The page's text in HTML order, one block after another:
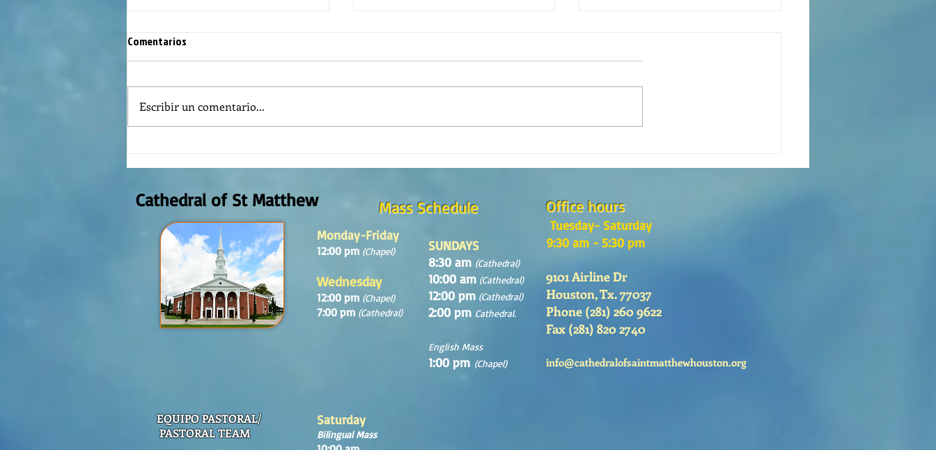
Domingo Agosto 9, 2026
Sunday August, 9th, 2026
Comentarios
Escribir un comentario...
Cathedral of St Matthew Mass Schedule
Monday-Friday
12:00 pm (Chapel)
Wednesday
12:00 pm (Chapel)
7:00 pm (Cathedral)
SUNDAYS
8:30 am (Cathedral)
10:00 am (Cathedral)
12:00 pm (Cathedral)
2:00 pm Cathedral.
English Mass
1:00 pm (Chapel)
Office hours
Tuesday- Saturday
9:30 am - 5:30 pm
9101 Airline Dr
Houston, Tx. 77037
Phone (281) 260 9622
Fax (281) 820 2740
info@cathedralofsaintmatthewhouston.org
EQUIPO PASTORAL/
PASTORAL TEAM
Saturday
Bilingual Mass